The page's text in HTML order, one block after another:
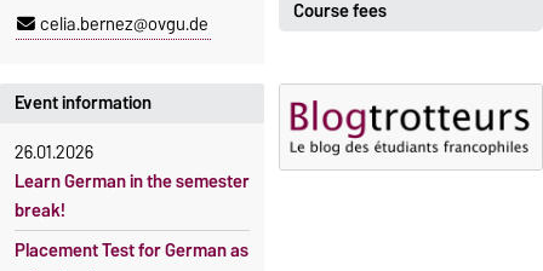
Registration period:
23 October 2026, 18:00
Moodle
OVGU-Account
Course fees
fee-based, with some
exceptions.
Fees
Event information
26.01.2026
Learn German in the semester
break!
Placement Test for German as
celia.bernez@ovgu.de